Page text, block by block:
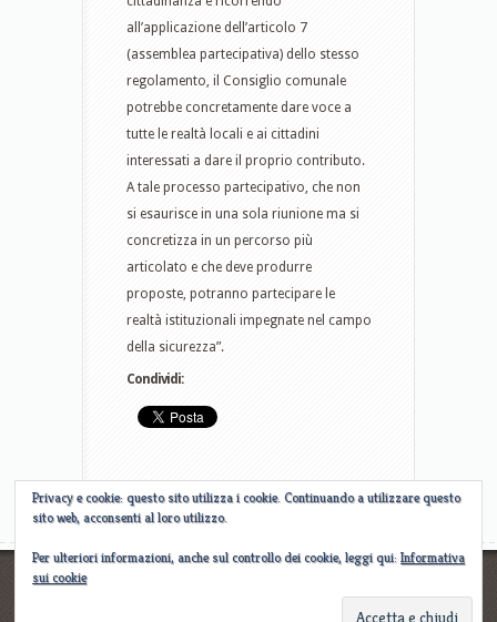
all’applicazione dell’articolo 7
(assemblea partecipativa) dello stesso
regolamento, il Consiglio comunale
potrebbe concretamente dare voce a
tutte le realtà locali e ai cittadini
interessati a dare il proprio contributo.
A tale processo partecipativo, che non
si esaurisce in una sola riunione ma si
concretizza in un percorso più
articolato e che deve produrre
proposte, potranno partecipare le
realtà istituzionali impegnate nel campo
della sicurezza”.
Condividi:
Privacy e cookie: questo sito utilizza i cookie. Continuando a utilizzare questo
sito web, acconsenti al loro utilizzo.
Per ulteriori informazioni, anche sul controllo dei cookie, leggi qui: Informativa
sui cookie